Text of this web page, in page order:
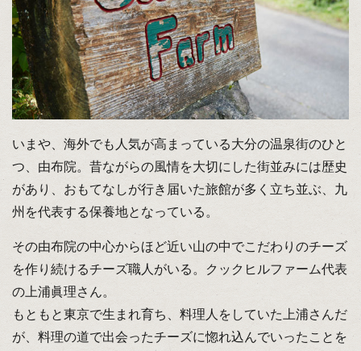
いまや、海外でも人気が高まっている大分の温泉街のひと
つ、由布院。昔ながらの風情を大切にした街並みには歴史
があり、おもてなしが行き届いた旅館が多く立ち並ぶ、九
州を代表する保養地となっている。
その由布院の中心からほど近い山の中でこだわりのチーズ
を作り続けるチーズ職人がいる。クックヒルファーム代表
の上浦眞理さん。
もともと東京で生まれ育ち、料理人をしていた上浦さんだ
が、料理の道で出会ったチーズに惚れ込んでいったことを